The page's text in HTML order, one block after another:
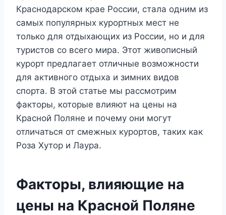
Краснодарском крае России, стала одним из
самых популярных курортных мест не
только для отдыхающих из России, но и для
туристов со всего мира. Этот живописный
курорт предлагает отличные возможности
для активного отдыха и зимних видов
спорта. В этой статье мы рассмотрим
факторы, которые влияют на цены на
Красной Поляне и почему они могут
отличаться от смежных курортов, таких как
Роза Хутор и Лаура.
Факторы, влияющие на
цены на Красной Поляне